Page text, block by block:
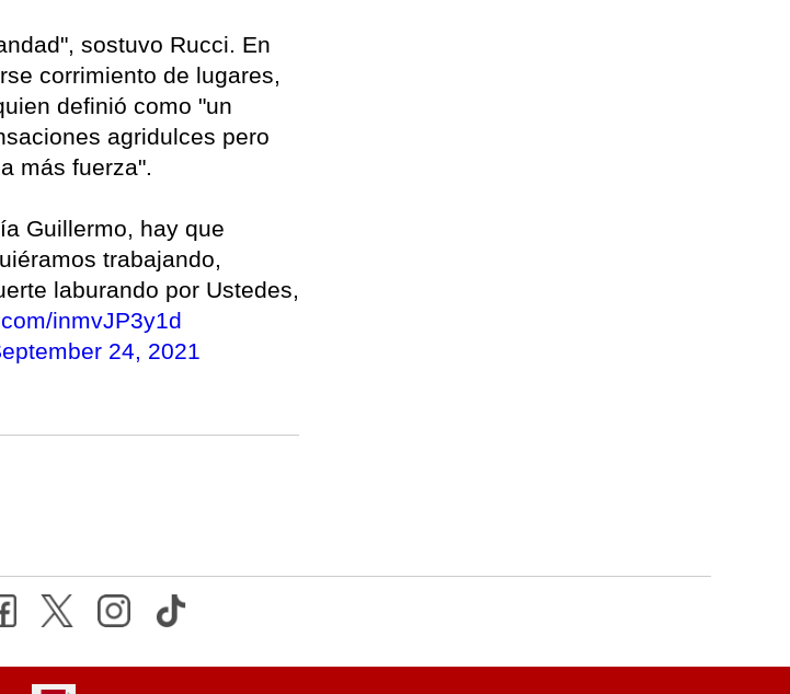
sostuvo Rucci. En
corrimiento de lugares,
definió como "un
agridulces pero
más fuerza".
Guillermo, hay que
trabajando,
laburando por Ustedes,
inmvJP3y1d
24, 2021